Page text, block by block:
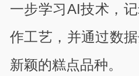
一步学习AI技术，
作工艺，并通过数
新颖的糕点品种。